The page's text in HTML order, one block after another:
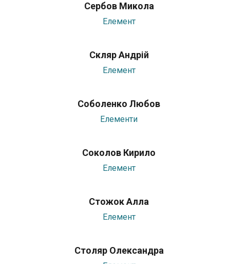
Сербов Микола
Елемент
Скляр Андрій
Елемент
Соболенко Любов
Елементи
Соколов Кирило
Елемент
Стожок Алла
Елемент
Столяр Олександра